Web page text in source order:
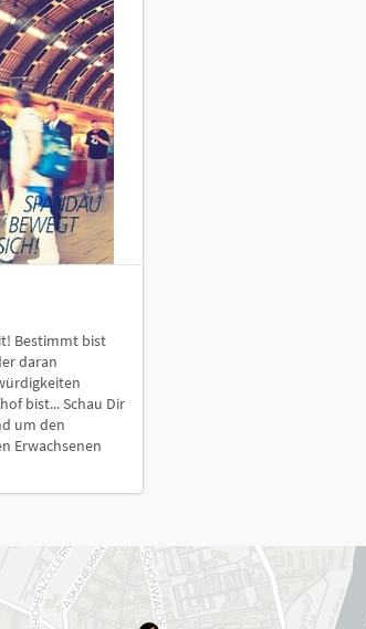
Bestimmt bist
daran
bist... Schau Dir
um den
Erwachsenen